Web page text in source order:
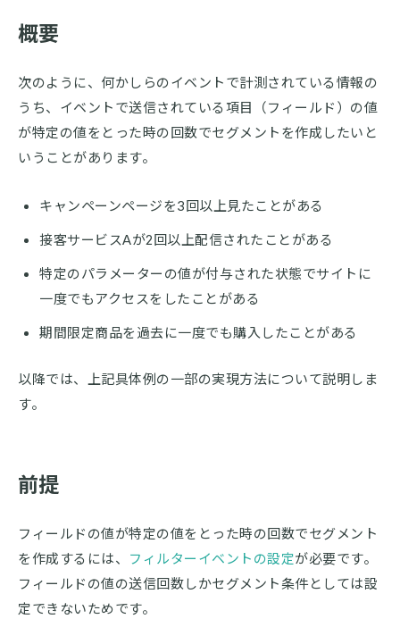
概要
次のように、何かしらのイベントで計測されている情報の
うち、イベントで送信されている項目（フィールド）の値
が特定の値をとった時の回数でセグメントを作成したいと
いうことがあります。
キャンペーンページを3回以上見たことがある
接客サービスAが2回以上配信されたことがある
特定のパラメーターの値が付与された状態でサイトに
一度でもアクセスをしたことがある
期間限定商品を過去に一度でも購入したことがある
以降では、上記具体例の一部の実現方法について説明しま
す。
前提
フィールドの値が特定の値をとった時の回数でセグメント
を作成するには、
フィルターイベントの設定が必要です。
フィールドの値の送信回数しかセグメント条件としては設
定できないためです。